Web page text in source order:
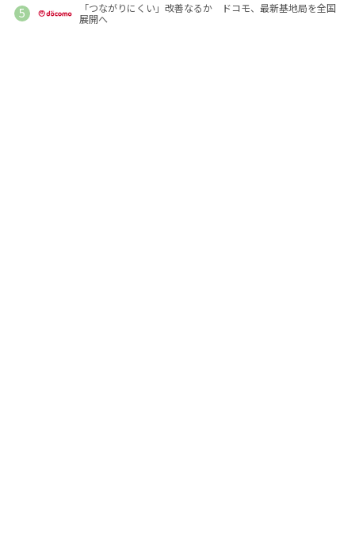
「つながりにくい」改善なるか ドコモ、最新基地局を全国
展開へ